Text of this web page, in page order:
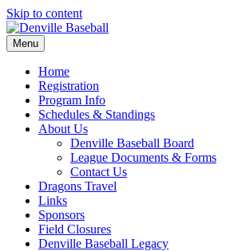
Skip to content
Menu
Home
Registration
Program Info
Schedules & Standings
About Us
Denville Baseball Board
League Documents & Forms
Contact Us
Dragons Travel
Links
Sponsors
Field Closures
Denville Baseball Legacy